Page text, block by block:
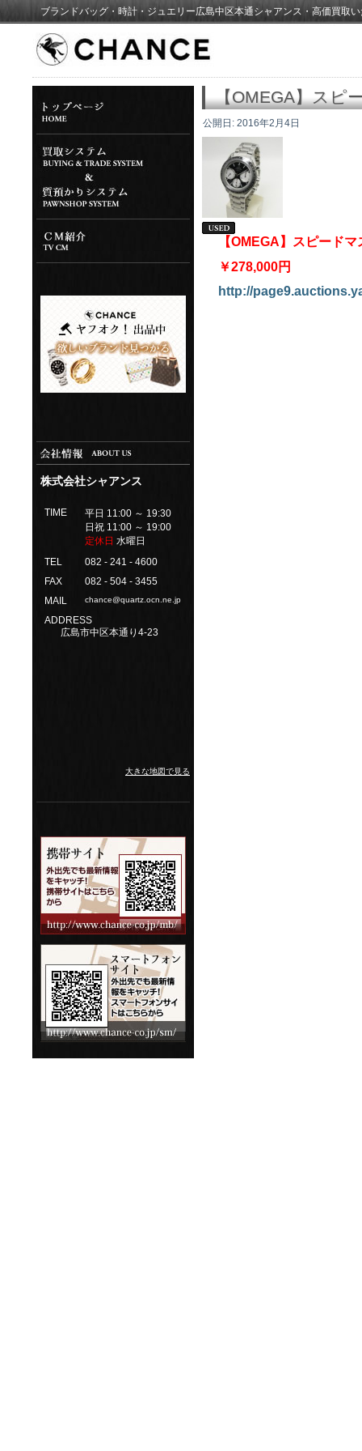
ブランドバッグ・時計・ジュエリー広島中区本通シャアンス・高価買取
株式会社シャアンス
TIME
平日 11:00 ～ 19:30
日祝 11:00 ～ 19:00
定休日 水曜日
TEL
082 - 241 - 4600
FAX
082 - 504 - 3455
MAIL
chance@quartz.ocn.ne.jp
ADDRESS
広島市中区本通り4-23
大きな地図で見る
【OMEGA】スピ
公開日: 2016年2月4日
【OMEGA】スピード
￥278,000円
http://